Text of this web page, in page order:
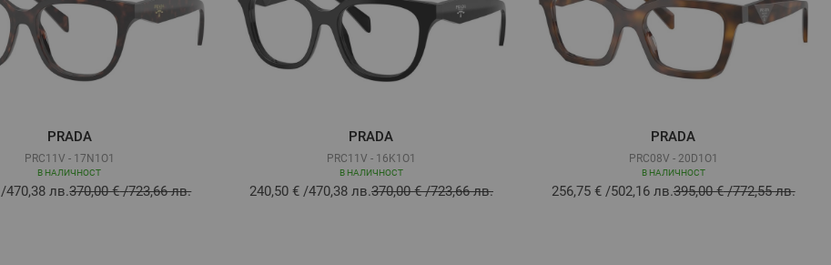
PRADA
PRC11V - 17N1O1
В НАЛИЧНОСТ
/470,38 лв.370,00 €/723,66 лв.
PRADA
PRC11V - 16K1O1
В НАЛИЧНОСТ
240,50 €/470,38 лв.370,00 €/723,66 лв.
PRADA
PRC08V - 20D1O1
В НАЛИЧНОСТ
256,75 €/502,16 лв.395,00 €/772,55 лв.